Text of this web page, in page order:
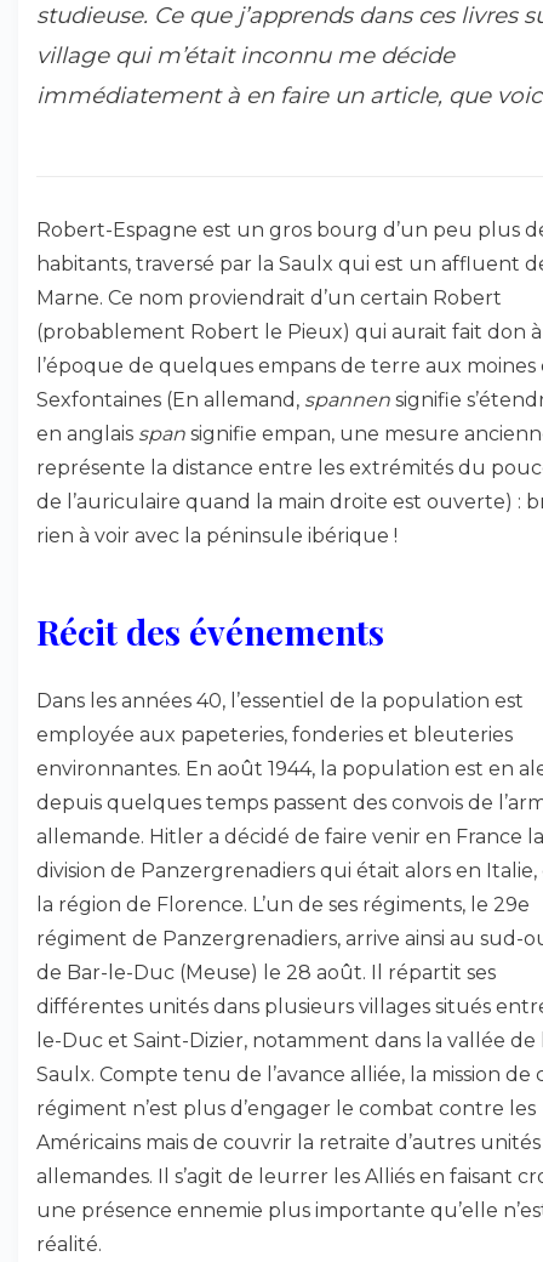
studieuse. Ce que j’apprends dans ces livres
village qui m’était inconnu me décide
immédiatement à en faire un article, que
Robert-Espagne est un gros bourg d’un peu plus
habitants, traversé par la Saulx qui est un affluent
Marne. Ce nom proviendrait d’un certain Robert
(probablement Robert le Pieux) qui aurait fait don à
l’époque de quelques empans de terre aux moines
Sexfontaines (En allemand, spannen signifie
en anglais span signifie empan, une mesure
représente la distance entre les extrémités du
de l’auriculaire quand la main droite est ouverte) :
rien à voir avec la péninsule ibérique !
Récit des événements
Dans les années 40, l’essentiel de la population est
employée aux papeteries, fonderies et bleuteries
environnantes. En août 1944, la population est en
depuis quelques temps passent des convois de
allemande. Hitler a décidé de faire venir en France
division de Panzergrenadiers qui était alors en Italie,
la région de Florence. L’un de ses régiments, le 29e
régiment de Panzergrenadiers, arrive ainsi au sud-
de Bar-le-Duc (Meuse) le 28 août. Il répartit ses
différentes unités dans plusieurs villages situés
le-Duc et Saint-Dizier, notamment dans la vallée de
Saulx. Compte tenu de l’avance alliée, la mission de
régiment n’est plus d’engager le combat contre les
Américains mais de couvrir la retraite d’autres unités
allemandes. Il s’agit de leurrer les Alliés en faisant
une présence ennemie plus importante qu’elle
réalité.